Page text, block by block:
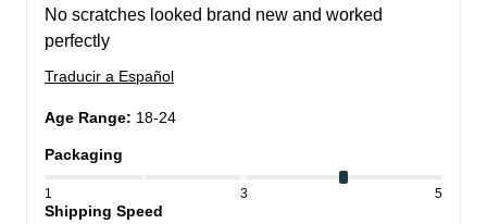
No scratches looked brand new and worked
perfectly
Traducir a Español
Age Range: 18-24
Packaging
1 3 5
Shipping Speed